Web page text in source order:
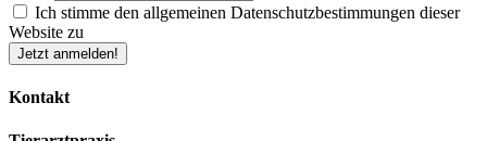
Ich stimme den allgemeinen Datenschutzbestimmungen dieser
Website zu
Kontakt